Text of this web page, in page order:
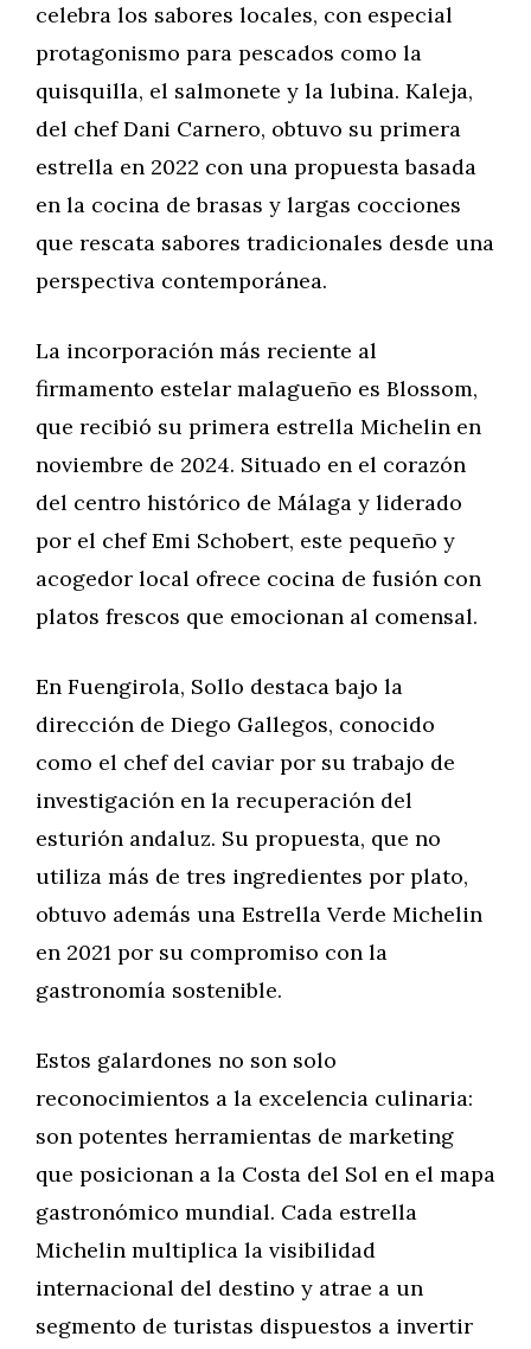
celebra los sabores locales, con especial
protagonismo para pescados como la
quisquilla, el salmonete y la lubina. Kaleja,
del chef Dani Carnero, obtuvo su primera
estrella en 2022 con una propuesta basada
en la cocina de brasas y largas cocciones
que rescata sabores tradicionales desde una
perspectiva contemporánea.
La incorporación más reciente al
firmamento estelar malagueño es Blossom,
que recibió su primera estrella Michelin en
noviembre de 2024. Situado en el corazón
del centro histórico de Málaga y liderado
por el chef Emi Schobert, este pequeño y
acogedor local ofrece cocina de fusión con
platos frescos que emocionan al comensal.
En Fuengirola, Sollo destaca bajo la
dirección de Diego Gallegos, conocido
como el chef del caviar por su trabajo de
investigación en la recuperación del
esturión andaluz. Su propuesta, que no
utiliza más de tres ingredientes por plato,
obtuvo además una Estrella Verde Michelin
en 2021 por su compromiso con la
gastronomía sostenible.
Estos galardones no son solo
reconocimientos a la excelencia culinaria:
son potentes herramientas de marketing
que posicionan a la Costa del Sol en el mapa
gastronómico mundial. Cada estrella
Michelin multiplica la visibilidad
internacional del destino y atrae a un
segmento de turistas dispuestos a invertir